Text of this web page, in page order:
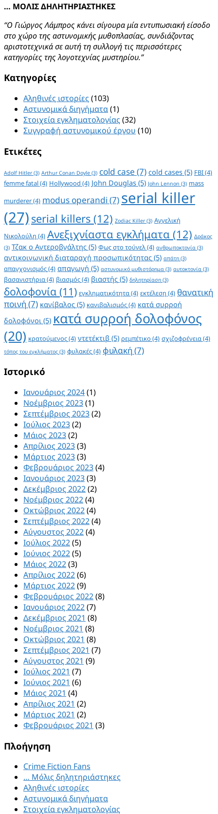
… ΜΟΛΙΣ ΔΗΛΗΤΗΡΙΑΣΤΗΚΕΣ
“Ο Γιώργος Λάμπρος κάνει σίγουρα μία εντυπωσιακή είσοδο
στο χώρο της αστυνομικής μυθοπλασίας, συνδιάζοντας
αριστοτεχνικά σε αυτή τη συλλογή τις περισσότερες
κατηγορίες της λογοτεχνίας μυστηρίου.”
Kατηγορίες
Αληθινές ιστορίες (103)
Αστυνομικά διηγήματα(1)
Στοιχεία εγκληματολογίας (32)
Συγγραφή αστυνομικού έργου (10)
Ετικέτες
Adolf Hitler(3) Arthur Conan Doyle (3) cold case (7) cold cases (5) FBI(4)
femme fatal(4) Hollywood (4) John Douglas (5) John Lennon (3) mass
murderer(4) modus operandi (7) serial killer
(27) serial killers (12) Zodiac Killer(3) Αγγελική
Νικολούλη (4) Ανεξιχνίαστα εγκλήματα (12) Δράκος
(3) Τζακ ο Αντεροβγάλτης (5) Φως στο τούνελ(4) ανθρωποκτονία (3)
αντικοινωνική διαταραχή προσωπικότητας (5) απάτη (3)
απαγχονισμός(4) απαγωγή (5) αστυνομικό μυθιστόρημα (3) αυτοκτονία (3)
βασανιστήρια(4) βιασμός(4) βιαστής (5) δηλητηρίαση (3)
δολοφονία (11) εγκληματικότητα(4) εκτέλεση (4) θανατική
ποινή (7) κανίβαλος (5) κανιβαλισμός(4) κατά συρροή
δολοφόνοι (5) κατά συρροή δολοφόνος
(20) κρατούμενος(4) ντετέκτιβ (5) ρεμπέτικο (4) σχιζοφρένεια(4)
τόπος του εγκλήματος (3) φυλακές(4) φυλακή (7)
Ιστορικό
Ιανουάριος 2024(1)
Νοέμβριος 2023(1)
Σεπτέμβριος 2023(2)
Ιούλιος 2023(2)
Μάιος 2023(2)
Απρίλιος 2023(3)
Μάρτιος 2023(3)
Φεβρουάριος 2023(4)
Ιανουάριος 2023(3)
Δεκέμβριος 2022(2)
Νοέμβριος 2022(4)
Οκτώβριος 2022(4)
Σεπτέμβριος 2022(4)
Αύγουστος 2022(4)
Ιούλιος 2022(5)
Ιούνιος 2022(5)
Μάιος 2022(3)
Απρίλιος 2022(6)
Μάρτιος 2022(9)
Φεβρουάριος 2022(8)
Ιανουάριος 2022(7)
Δεκέμβριος 2021 (8)
Νοέμβριος 2021 (8)
Οκτώβριος 2021 (8)
Σεπτέμβριος 2021 (7)
Αύγουστος 2021 (9)
Ιούλιος 2021 (7)
Ιούνιος 2021 (6)
Μάιος 2021 (4)
Απρίλιος 2021 (2)
Μάρτιος 2021 (2)
Φεβρουάριος 2021 (3)
Πλοήγηση
Crime Fiction Fans
… Μόλις δηλητηριάστηκες
Αληθινές ιστορίες
Αστυνομικά διηγήματα
Στοιχεία εγκληματολογίας